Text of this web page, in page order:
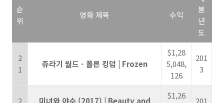
순
위
영화 제목 수익
봉
년
도
2
1
쥬라기 월드 - 폴른 킹덤 | Frozen
$1,28
5,048,
126
201
3
2
미녀와 야수 (2017) | Beauty and
$1,26
201